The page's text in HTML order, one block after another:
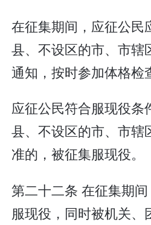
在征集期间，应征公民
县、不设区的市、市辖
通知，按时参加体格检
应征公民符合服现役条
县、不设区的市、市辖
准的，被征集服现役。
第二十二条 在征集期
服现役，同时被机关、